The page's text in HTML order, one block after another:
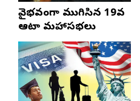
వైభవంగా ముగిసిన 19వ
ఆటా మహాసభలు